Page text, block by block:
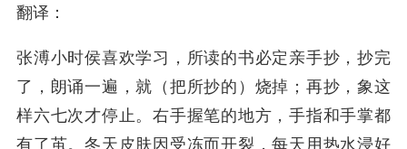
翻译：
张溥小时侯喜欢学习，所读的书必定亲手抄，抄完
了，朗诵一遍，就（把所抄的）烧掉；再抄，象这
样六七次才停止。右手握笔的地方，手指和手掌都
有了茧。冬天皮肤因受冻而开裂，每天用热水浸好